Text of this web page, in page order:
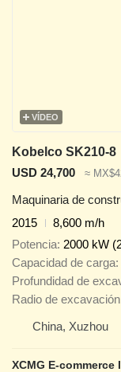
VÍDEO
Kobelco SK210-8
USD 24,700
≈
Maquinaria de
2015
8,600 m/h
Potencia 2000 kW
Capacidad de carga
Profundidad de
Radio de excavación
China, Xuzhou
XCMG E-commerce